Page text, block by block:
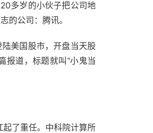
多岁的小伙子把公司地
的公司：腾讯。
美国股市，开盘当天股
报道，标题就叫“小鬼当
了重任。中科院计算所